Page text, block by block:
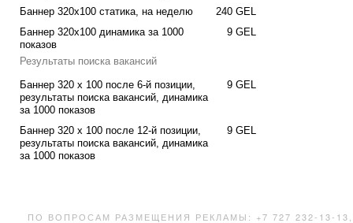
240 GEL
Баннер 320x100 статика, на неделю
9 GEL
Баннер 320x100 динамика за 1000
показов
Результаты поиска вакансий
9 GEL
Баннер 320 x 100 после 6-й позиции,
результаты поиска вакансий, динамика
за 1000 показов
9 GEL
Баннер 320 x 100 после 12-й позиции,
результаты поиска вакансий, динамика
за 1000 показов
ПО ВОПРОСАМ РАЗМЕЩЕНИЯ РЕКЛАМЫ: +7 727 232-13-13,